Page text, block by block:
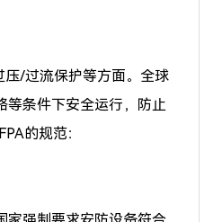
压/过流保护等方面。全球
等条件下安全运行，防止
的规范：